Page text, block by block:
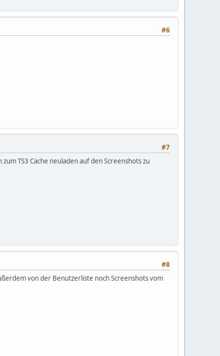
#6
#7
TS3 Cache neuladen auf den Screenshots zu
#8
von der Benutzerliste noch Screenshots vom